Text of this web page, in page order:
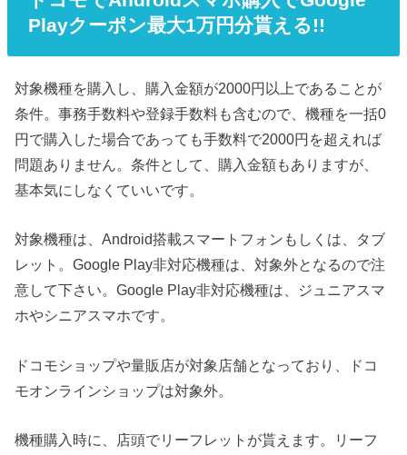
Playクーポン最大1万円分貰える!!
対象機種を購入し、購入金額が2000円以上であることが
条件。事務手数料や登録手数料も含むので、機種を一括0
円で購入した場合であっても手数料で2000円を超えれば
問題ありません。条件として、購入金額もありますが、
基本気にしなくていいです。
対象機種は、Android搭載スマートフォンもしくは、タブ
レット。Google Play非対応機種は、対象外となるので注
意して下さい。Google Play非対応機種は、ジュニアスマ
ホやシニアスマホです。
ドコモショップや量販店が対象店舗となっており、ドコ
モオンラインショップは対象外。
機種購入時に、店頭でリーフレットが貰えます。リーフ